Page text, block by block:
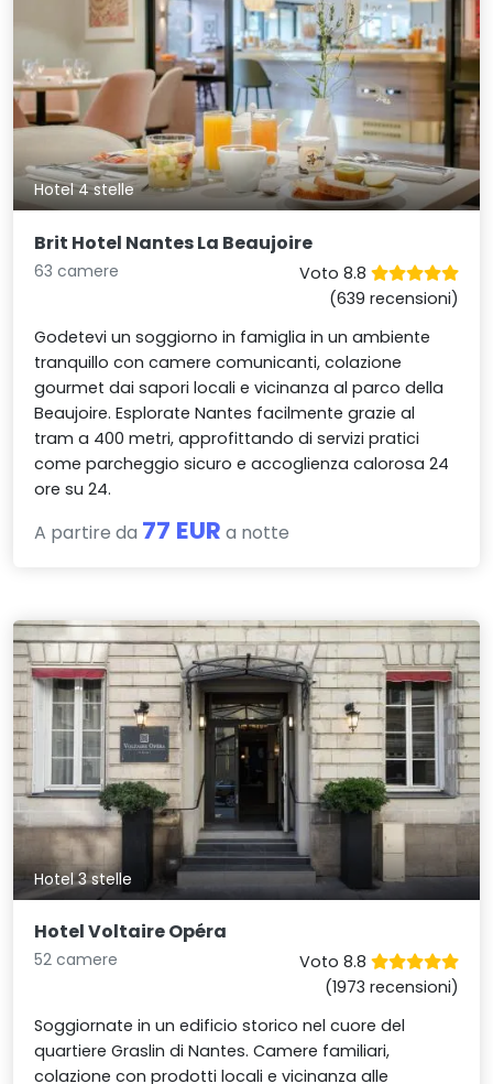
Hotel 4 stelle
Brit Hotel Nantes La Beaujoire
63 camere
Voto 8.8
(639 recensioni)
Godetevi un soggiorno in famiglia in un ambiente
tranquillo con camere comunicanti, colazione
gourmet dai sapori locali e vicinanza al parco della
Beaujoire. Esplorate Nantes facilmente grazie al
tram a 400 metri, approfittando di servizi pratici
come parcheggio sicuro e accoglienza calorosa 24
ore su 24.
A partire da 77 EUR a notte
Hotel 3 stelle
Hotel Voltaire Opéra
52 camere
Voto 8.8
(1973 recensioni)
Soggiornate in un edificio storico nel cuore del
quartiere Graslin di Nantes. Camere familiari,
colazione con prodotti locali e vicinanza alle